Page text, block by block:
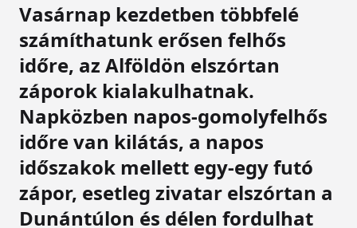
Vasárnap kezdetben többfelé
számíthatunk erősen felhős
időre, az Alföldön elszórtan
záporok kialakulhatnak.
Napközben napos-gomolyfelhős
időre van kilátás, a napos
időszakok mellett egy-egy futó
zápor, esetleg zivatar elszórtan a
Dunántúlon és délen fordulhat